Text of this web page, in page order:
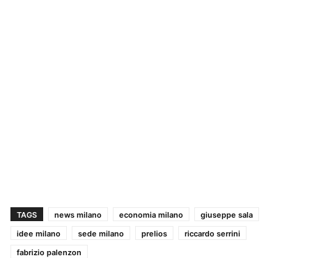
TAGS news milano economia milano
giuseppe sala
idee milano
sede milano prelios
riccardo serrini
fabrizio palenzon